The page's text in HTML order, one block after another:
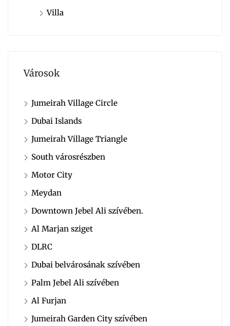
Villa
Városok
Jumeirah Village Circle
Dubai Islands
Jumeirah Village Triangle
South városrészben
Motor City
Meydan
Downtown Jebel Ali szívében.
Al Marjan sziget
DLRC
Dubai belvárosának szívében
Palm Jebel Ali szívében
Al Furjan
Jumeirah Garden City szívében